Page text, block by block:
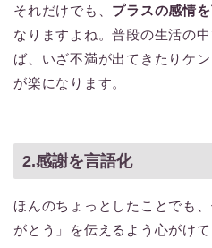
それだけでも、 プラスの感情
なりますよね。普段の生活の
ば、いざ不満が出てきたりケ
が楽になります。
2.感謝を言語化
ほんのちょっとしたことでも
がとう」を伝えるよう心がけて